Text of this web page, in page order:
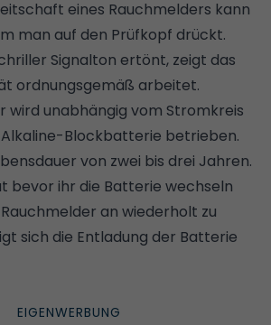
eines Rauchmelders kann
man auf den Prüfkopf drückt.
Signalton ertönt, zeigt das
ordnungsgemäß arbeitet.
wird unabhängig vom Stromkreis
Blockbatterie betrieben.
von zwei bis drei Jahren.
bevor ihr die Batterie wechseln
an wiederholt zu
sich die Entladung der Batterie